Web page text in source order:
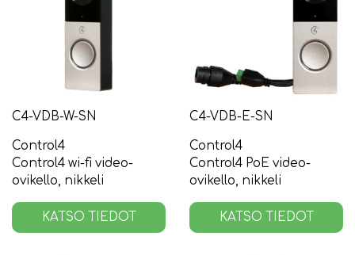
C4-VDB-W-SN
Control4
Control4 wi-fi video-
ovikello, nikkeli
KATSO TIEDOT
C4-VDB-E-SN
Control4
Control4 PoE video-
ovikello, nikkeli
KATSO TIEDOT